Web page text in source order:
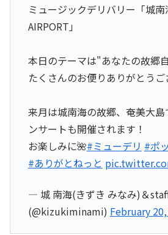
ミュージックデリバリー「城南
AIRPORT」
本日のテーマは"あなたの故郷
たくさんのお便りありがとうご
来月は城南海の故郷、奄美大島
ンサートも開催されます！
お楽しみに🌺#ミューデリ #ポ
#ありがとねっと
— 城 南海(きずき みなみ)＆
(@kizukiminami) February